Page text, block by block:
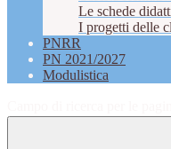
Le schede
I progetti delle
PNRR
PN 2021/2027
Modulistica